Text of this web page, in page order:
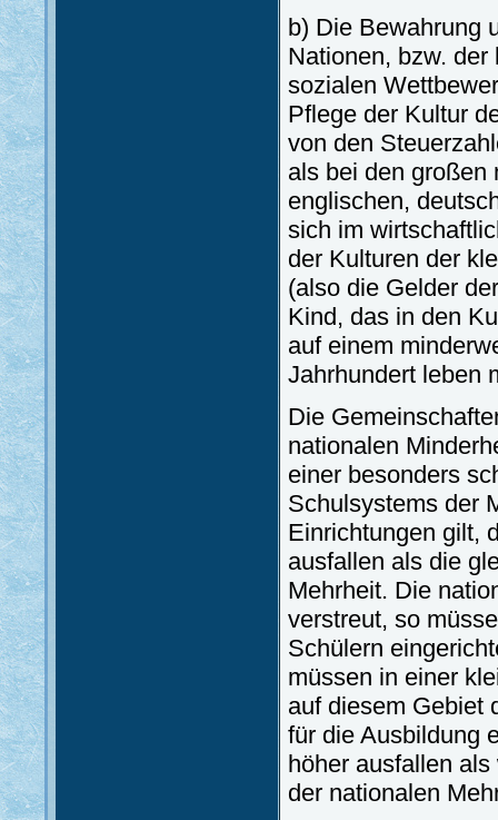
b) Die Bewahrung
Nationen, bzw.
sozialen
Pflege der Kultur
von den
als bei den großen
englischen,
sich im
der Kulturen der
(also die Gelder
Kind, das in den
auf einem
Jahrhundert leben
Die
nationalen
einer besonders
Schulsystems der
Einrichtungen gilt,
ausfallen als die
Mehrheit. Die
verstreut, so
Schülern
müssen in einer
auf diesem Gebiet
für die Ausbildung
höher ausfallen
der nationalen